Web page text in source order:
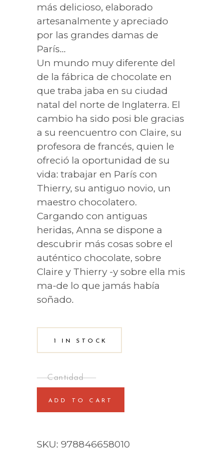
más delicioso, elaborado
artesanalmente y apreciado
por las grandes damas de
París…
Un mundo muy diferente del
de la fábrica de chocolate en
que traba jaba en su ciudad
natal del norte de Inglaterra. El
cambio ha sido posi ble gracias
a su reencuentro con Claire, su
profesora de francés, quien le
ofreció la oportunidad de su
vida: trabajar en París con
Thierry, su antiguo novio, un
maestro chocolatero.
Cargando con antiguas
heridas, Anna se dispone a
descubrir más cosas sobre el
auténtico chocolate, sobre
Claire y Thierry -y sobre ella mis
ma-de lo que jamás había
soñado.
1 IN STOCK
ADD TO CART
SKU: 978846658010